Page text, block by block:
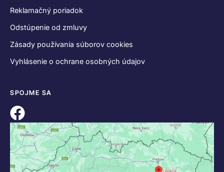
Reklamačný poriadok
Odstúpenie od zmluvy
Zásady používania súborov cookies
Vyhlásenie o ochrane osobných údajov
SPOJME SA